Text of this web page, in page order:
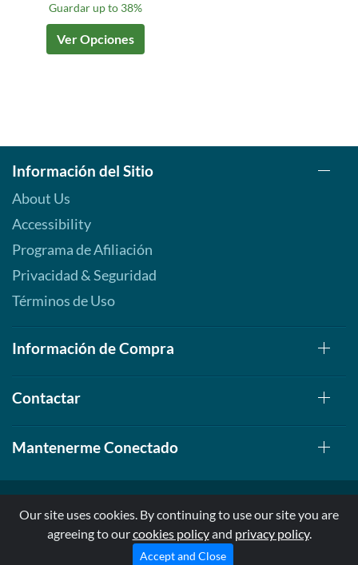
Guardar up to 38%
Ver Opciones
Información del Sitio
About Us
Accessibility
Programa de Afiliación
Privacidad & Seguridad
Términos de Uso
Información de Compra
Contactar
Mantenerme Conectado
© 1999-2026, AllStarHealth.com | All Rights Reserved
* Estas declaraciones no han sido evaluadas por la FDA
Our site uses cookies. By continuing to use our site you are
agreeing to ourcookies policyand privacy policy.
Accept and Close